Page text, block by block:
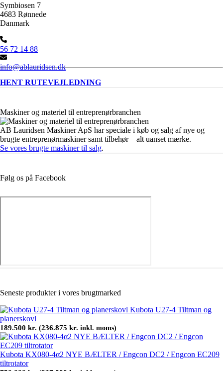
Symbiosen 7
4683 Rønnede
Danmark
56 72 14 88
info@ablauridsen.dk
HENT RUTEVEJLEDNING
Maskiner og materiel til entreprenørbranchen
AB Lauridsen Maskiner ApS har speciale i køb og salg af nye og
brugte entreprenørmaskiner samt tilbehør – alt uanset mærke.
Se vores brugte maskiner til salg.
Følg os på Facebook
Seneste produkter i vores brugtmarked
Kubota U27-4 Tiltman og
planerskovl
189.500 kr. (236.875 kr. inkl. moms)
Kubota KX080-4α2 NYE BÆLTER / Engcon DC2 / Engcon EC209
tiltrotator